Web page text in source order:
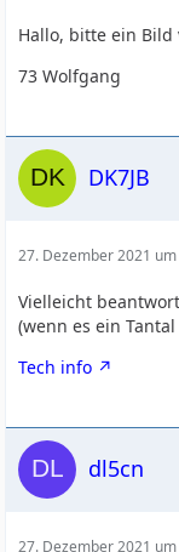
Hallo, bitte ein Bild
73 Wolfgang
DK7JB
27. Dezember 2021 um
Vielleicht
(wenn es ein
Tech info
dl5cn
27. Dezember 2021